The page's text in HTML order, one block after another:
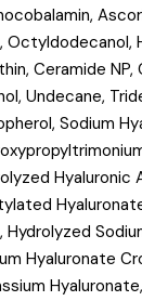
Octyldodecanol,
Ceramide NP,
Undecane,
Sodium
Hyaluronic
Hydrolyzed
Hyaluronate